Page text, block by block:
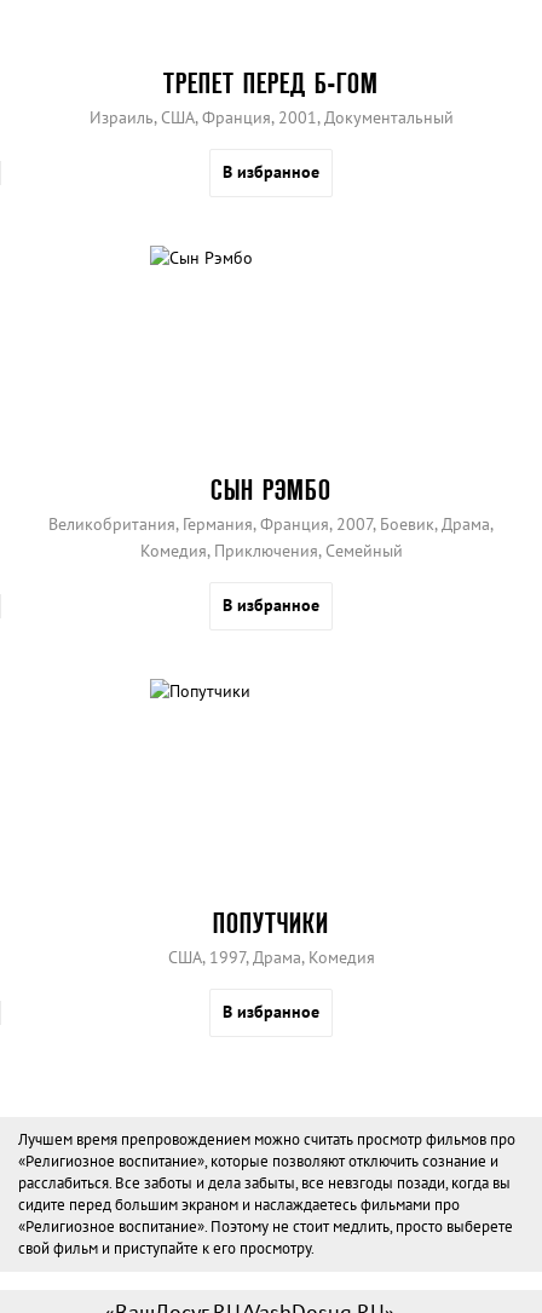
ТРЕПЕТ ПЕРЕД Б-ГОМ
Израиль, США, Франция, 2001, Документальный
В избранное
СЫН РЭМБО
Великобритания, Германия, Франция, 2007, Боевик, Драма,
Комедия, Приключения, Семейный
В избранное
ПОПУТЧИКИ
США, 1997, Драма, Комедия
В избранное
Лучшем время препровождением можно считать просмотр фильмов про
«Религиозное воспитание», которые позволяют отключить сознание и
расслабиться. Все заботы и дела забыты, все невзгоды позади, когда вы
сидите перед большим экраном и наслаждаетесь фильмами про
«Религиозное воспитание». Поэтому не стоит медлить, просто выберете
свой фильм и приступайте к его просмотру.